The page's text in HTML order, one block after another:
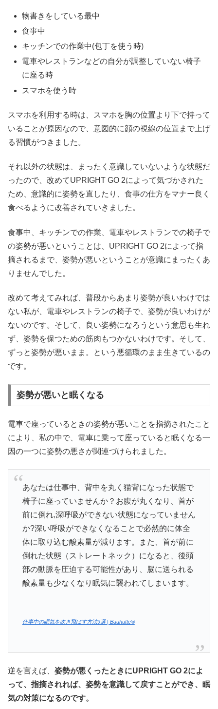
物書きをしている最中
食事中
キッチンでの作業中(包丁を使う時)
電車やレストランなどの自分が調整していない椅子
に座る時
スマホを使う時
スマホを利用する時は、スマホを胸の位置より下で持って
いることが原因なので、意図的に顔の視線の位置まで上げ
る習慣がつきました。
それ以外の状態は、まったく意識していないような状態だ
ったので、改めてUPRIGHT GO 2によって気づかされた
ため、意識的に姿勢を直したり、食事の仕方をマナー良く
食べるように改善されていきました。
食事中、キッチンでの作業、電車やレストランでの椅子で
の姿勢が悪いということは、UPRIGHT GO 2によって指
摘されるまで、姿勢が悪いということが意識にまったくあ
りませんでした。
改めて考えてみれば、普段からあまり姿勢が良いわけでは
ない私が、電車やレストランの椅子で、姿勢が良いわけが
ないのです。そして、良い姿勢になろうという意思も生れ
ず、姿勢を保つための筋肉もつかないわけです。そして、
ずっと姿勢が悪いまま。という悪循環のまま生きているの
です。
姿勢が悪いと眠くなる
電車で座っているときの姿勢が悪いことを指摘されたこと
により、私の中で、電車に乗って座っていると眠くなる一
因の一つに姿勢の悪さが関連づけられました。
あなたは仕事中、背中を丸く猫背になった状態で
椅子に座っていませんか？お腹が丸くなり、首が
前に倒れ,深呼吸ができない状態になっていません
か?深い呼吸ができなくなることで必然的に体全
体に取り込む酸素量が減ります。また、首が前に
倒れた状態（ストレートネック）になると、後頭
部の動脈を圧迫する可能性があり、脳に送られる
酸素量も少なくなり眠気に襲われてしまいます。
仕事中の眠気を吹き飛ばす方法9選 | Bauhütte®
逆を言えば、 姿勢が悪くったときにUPRIGHT GO 2によ
って、指摘されれば、姿勢を意識して戻すことができ、眠
気の対策になるのです。